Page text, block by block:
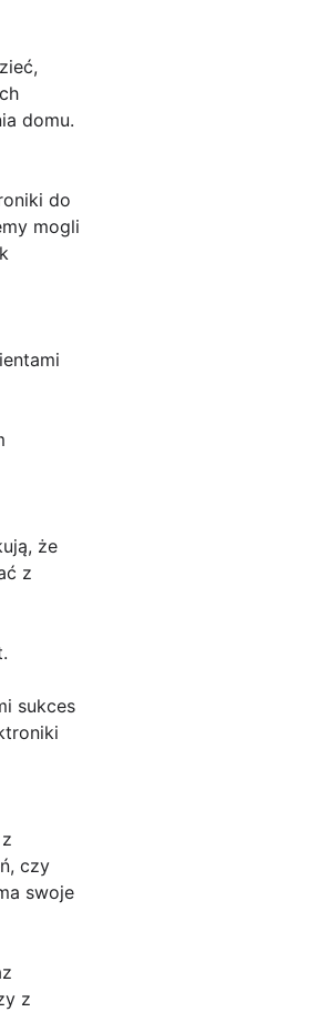
domu.
do
mogli
że
z
sukces
czy
swoje
z